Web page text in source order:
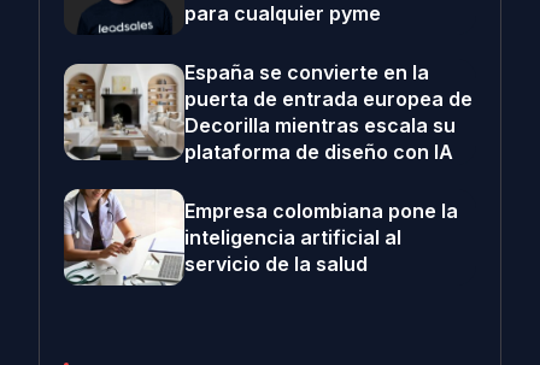
para cualquier pyme
España se convierte en la
puerta de entrada europea de
Decorilla mientras escala su
plataforma de diseño con IA
Empresa colombiana pone la
inteligencia artificial al
servicio de la salud